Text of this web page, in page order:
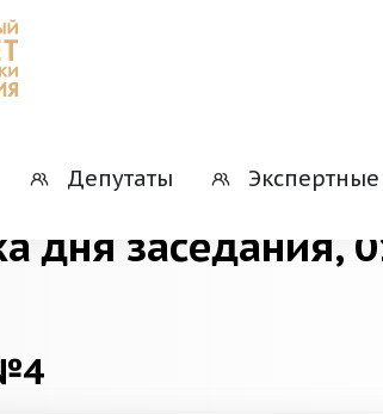
Депутаты
дня заседания,